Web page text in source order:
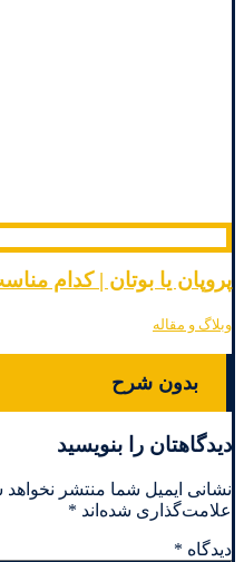
پروپان یا بوتان | کدام
وبلاگ و مقاله
بدون شرح
دیدگاهتان را بنویسید
نشانی ایمیل شما منتشر
علامت‌گذاری شده‌اند *
دیدگاه *